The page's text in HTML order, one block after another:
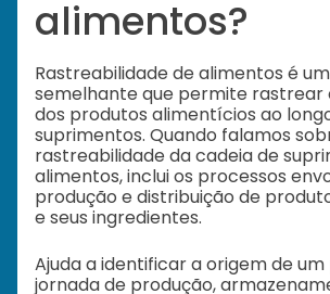
alimentos?
Rastreabilidade de alimentos é
semelhante que permite rastrear
dos produtos alimentícios ao
suprimentos. Quando falamos
rastreabilidade da cadeia de
alimentos, inclui os processos
produção e distribuição de
e seus ingredientes.
Ajuda a identificar a origem de
jornada de produção,